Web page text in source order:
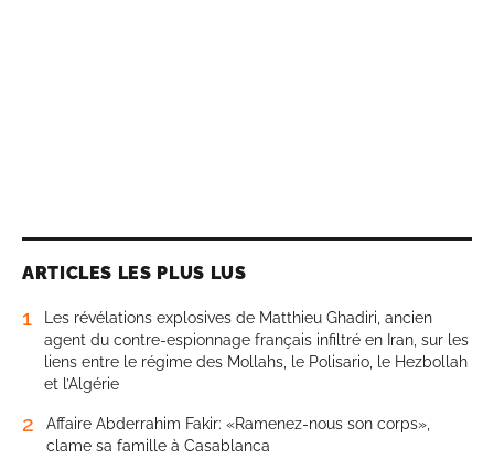
ARTICLES LES PLUS LUS
1
Les révélations explosives de Matthieu Ghadiri, ancien
agent du contre-espionnage français infiltré en Iran, sur les
liens entre le régime des Mollahs, le Polisario, le Hezbollah
et l’Algérie
2
Affaire Abderrahim Fakir: «Ramenez-nous son corps»,
clame sa famille à Casablanca